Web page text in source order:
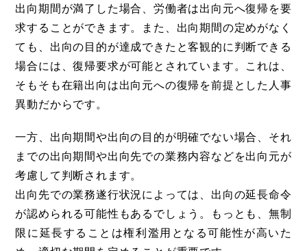
出向期間が満了した場合、労働者は出向元へ復帰を要
求することができます。また、出向期間の定めがなく
ても、出向の目的が達成できたと客観的に判断できる
場合には、復帰要求が可能とされています。これは、
そもそも在籍出向は出向元への復帰を前提とした人事
異動だからです。
一方、出向期間や出向の目的が明確でない場合、それ
までの出向期間や出向先での業務内容などを出向元が
考慮して判断されます。
出向先での業務遂行状況によっては、出向の延長命令
が認められる可能性もあるでしょう。もっとも、無制
限に延長することは権利濫用となる可能性が高いた